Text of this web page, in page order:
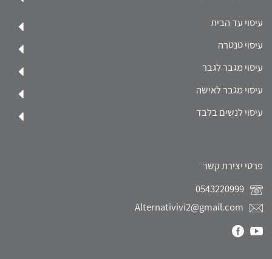
עיסוי עד הבית
עיסוי טנטרה
עיסוי מגבר לגבר
עיסוי מגבר לאישה
עיסוי לנשים בלבד
פרטי יצירת קשר
Alternativivi2@gmail.com